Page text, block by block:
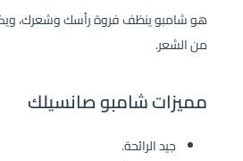
هو شامبو ينظف فروة رأسك وشعرك،
من الشعر.
مميزات شامبو صانسيلك
جيد الرائحة.